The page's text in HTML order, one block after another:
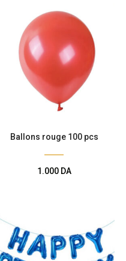
Ballons rouge 100 pcs
1.000 DA